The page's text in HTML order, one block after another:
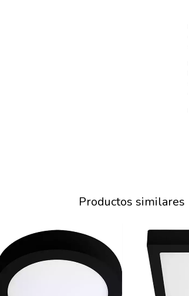
Productos similares